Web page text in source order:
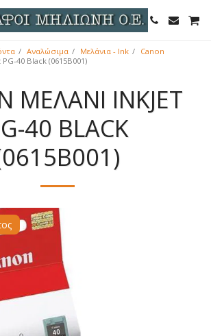
Αναλώσιμα Μελάνια - Ink
Canon
40 Black (0615B001)
ΜΕΛΆΝΙ INKJET
40 BLACK